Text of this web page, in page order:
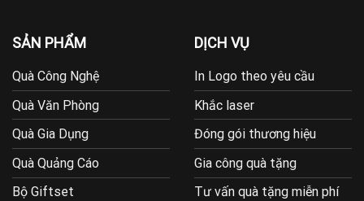
SẢN PHẨM
Quà Công Nghệ
Quà Văn Phòng
Quà Gia Dụng
Quà Quảng Cáo
Bộ Giftset
DỊCH VỤ
In Logo theo yêu cầu
Khắc laser
Đóng gói thương hiệu
Gia công quà tặng
Tư vấn quà tặng miễn phí